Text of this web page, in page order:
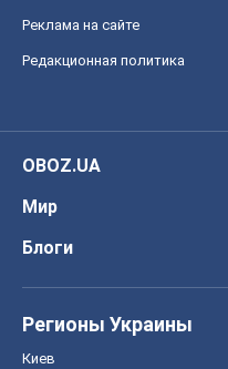
Реклама на сайте
Редакционная политика
OBOZ.UA
Мир
Блоги
Регионы Украины
Киев